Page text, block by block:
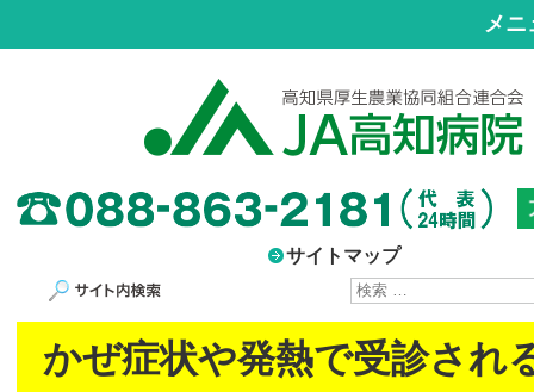
メニ
サイトマップ
サイト内検索
かぜ症状や発熱で受診され